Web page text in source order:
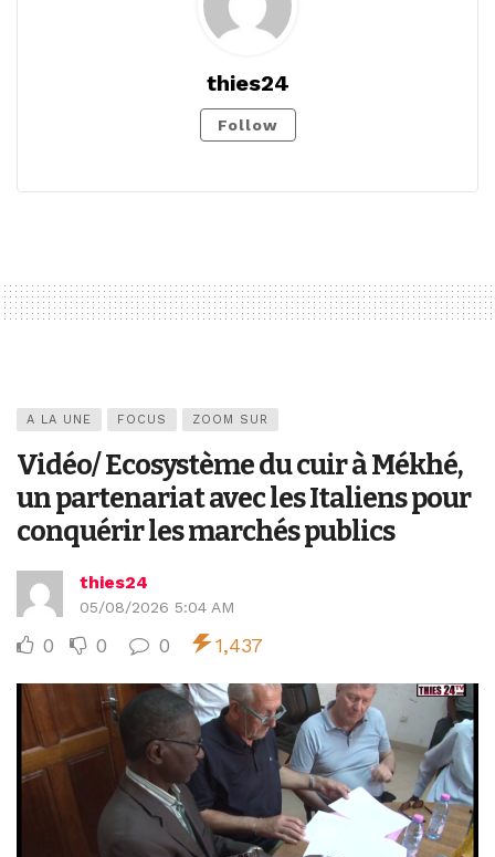
thies24
Follow
A LA UNE FOCUS ZOOM SUR
Vidéo/ Ecosystème du cuir à Mékhé,
un partenariat avec les Italiens pour
conquérir les marchés publics
thies24
05/08/2026 5:04 AM
0 0 0 1,437